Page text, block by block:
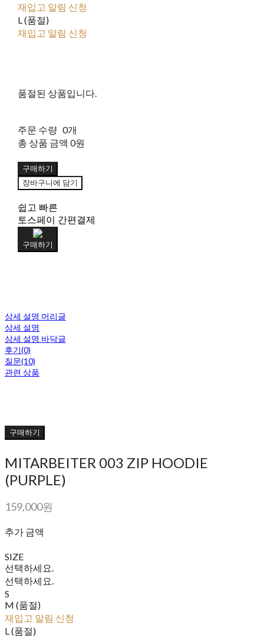
재입고 알림 신청
L (품절)
재입고 알림 신청
품절된 상품입니다.
주문 수량 0개
총 상품 금액 0원
구매하기
장바구니에 담기
쉽고 빠른
토스페이 간편결제
구매하기
상세 설명 머리글
상세 설명
상세 설명 바닥글
후기(0)
질문(10)
관련 상품
구매하기
MITARBEITER 003 ZIP HOODIE
(PURPLE)
159,000원
추가 금액
SIZE
선택하세요.
선택하세요.
S
M (품절)
재입고 알림 신청
L (품절)